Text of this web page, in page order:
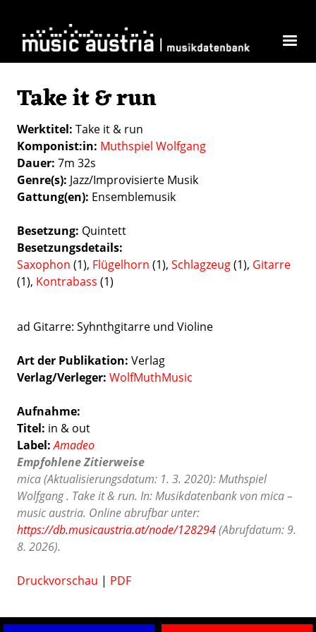
Take it & run
Werktitel Take it & run
Komponist:in Muthspiel Wolfgang
Dauer 7m 32s
Genre(s) Jazz/Improvisierte Musik
Gattung(en) Ensemblemusik
Besetzung Quintett
Besetzungsdetails
Saxophon (1), Flügelhorn (1), Schlagzeug(1), Gitarre
(1), Kontrabass (1)
ad Gitarre: Syhnthgitarre und Violine
Art der Publikation Verlag
Verlag/Verleger WolfMuthMusic
Aufnahme:
Titel: in & out
Label: Amadeo
Empfohlene Zitierweise
mica (Aktualisierungsdatum: 1. 3. 2020): Muthspiel
Wolfgang . Take it & run. In: Musikdatenbank von mica –
music austria. Online abrufbar unter:
https://db.musicaustria.at/node/128294(Abrufdatum: 9.
8. 2026).
Druckvorschau | PDF